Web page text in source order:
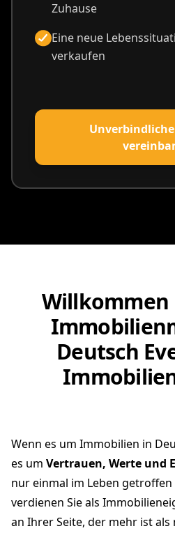
Zuhause
Eine neue
verkaufen
Deutsch
Wenn es um Immobilien in
es um Vertrauen, Werte und
nur einmal im Leben
verdienen Sie als
an Ihrer Seite, der mehr ist